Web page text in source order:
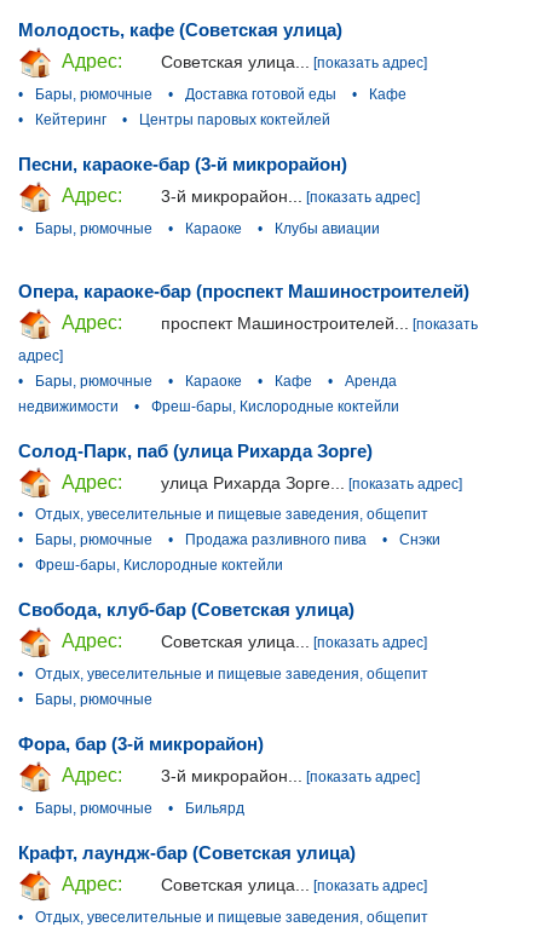
Молодость, кафе (Советская улица)
Адрес:
Советская улица... [показать адрес]
•
Бары, рюмочные • Доставка готовой еды •
Кафе
•
Кейтеринг • Центры паровых коктейлей
Песни, караоке-бар (3-й микрорайон)
Адрес:
3-й микрорайон...
[показать адрес]
•
Бары, рюмочные • Караоке • Клубы авиации
Опера, караоке-бар (проспект Машиностроителей)
Адрес:
проспект Машиностроителей...
[показать
адрес]
•
Бары, рюмочные • Караоке • Кафе •
Аренда
недвижимости
• Фреш-бары, Кислородные коктейли
Солод-Парк, паб (улица Рихарда Зорге)
Адрес:
улица Рихарда Зорге...
[показать адрес]
•
Отдых, увеселительные и пищевые заведения, общепит
•
Бары, рюмочные • Продажа разливного пива •
Снэки
•
Фреш-бары, Кислородные коктейли
Свобода, клуб-бар (Советская улица)
Адрес:
Советская улица... [показать адрес]
•
Отдых, увеселительные и пищевые заведения, общепит
•
Бары, рюмочные
Фора, бар (3-й микрорайон)
Адрес:
3-й микрорайон...
[показать адрес]
•
Бары, рюмочные • Бильярд
Крафт, лаундж-бар (Советская улица)
Адрес:
Советская улица...
[показать адрес]
•
Отдых, увеселительные и пищевые заведения, общепит